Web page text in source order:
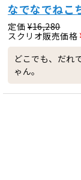
なでなでね
定価 ¥16,280
スクリオ販売価格
どこでも、だれ
ゃん。